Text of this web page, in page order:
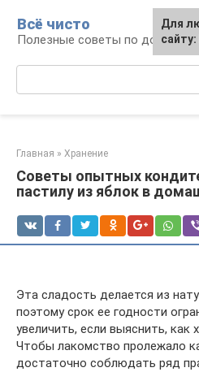
контенту
Всё чисто
Полезные советы по
Главная » Хранение
Советы опытных
пастилу из яблок в
Эта сладость делается из
поэтому срок ее годности
увеличить, если выяснить, как
Чтобы лакомство пролежало
достаточно соблюдать ряд
Для